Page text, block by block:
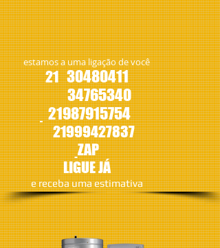
estamos a uma ligação de você
2130480411
34765340
21987915754
21999427837
ZAP
LIGUE JÁ
​e receba uma estimativa